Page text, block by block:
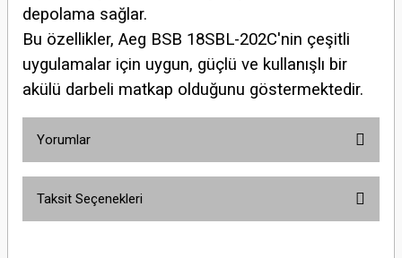
depolama sağlar.
Bu özellikler, Aeg BSB 18SBL-202C'nin çeşitli
uygulamalar için uygun, güçlü ve kullanışlı bir
akülü darbeli matkap olduğunu göstermektedir.
Yorumlar
Taksit Seçenekleri